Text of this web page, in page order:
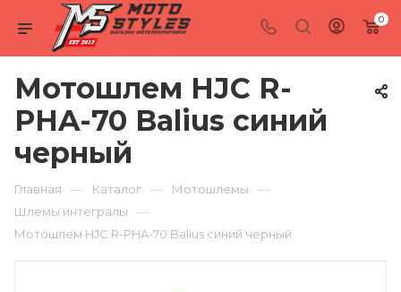
0
Мотошлем HJC R-
PHA-70 Balius синий
черный
Главная — Каталог — Мотошлемы —
Шлемы интегралы —
Мотошлем HJC R-PHA-70 Balius синий черный